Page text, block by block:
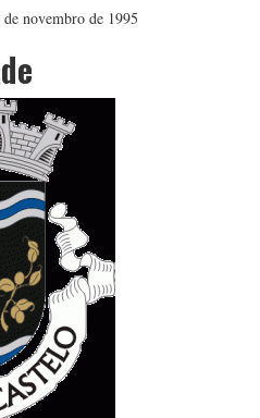
novembro de 1995